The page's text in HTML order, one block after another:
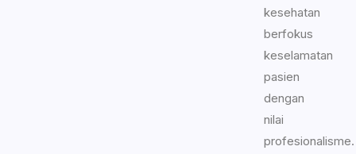
kesehatan
berfokus
keselamatan
pasien
dengan
nilai
profesionalisme.